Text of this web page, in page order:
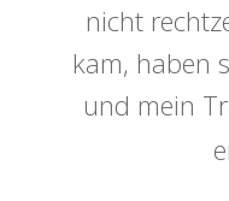
nicht
kam, haben
und mein